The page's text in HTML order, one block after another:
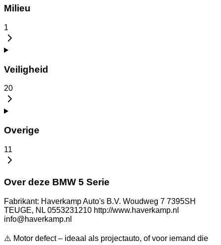
Milieu
1
Veiligheid
20
Overige
11
Over deze BMW 5 Serie
Fabrikant: Haverkamp Auto's B.V. Woudweg 7 7395SH
TEUGE, NL 0553231210 http://www.haverkamp.nl
info@haverkamp.nl
⚠️ Motor defect – ideaal als projectauto, of voor iemand die